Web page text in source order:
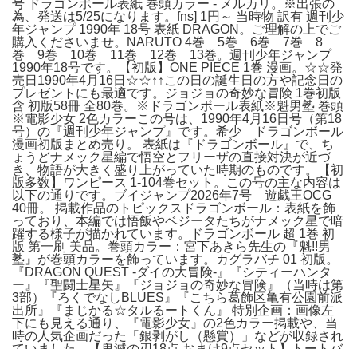
号 ドラゴンボール表紙 巻頭カラー - メルカリ。※出張の
為、発送は5/25になります。fns] 1円～ 当時物 訳有 週刊少
年ジャンプ 1990年 18号 表紙 DRAGON。ご理解の上でご
購入くださいませ。NARUTO 4巻 5巻 6巻 7巻 8
巻 9巻 10巻 11巻 12巻 13巻。週刊少年ジャンプ
1990年18号です。【初版】ONE PIECE 1巻 漫画。☆☆発
売日1990年4月16日☆☆↑↑この日の誕生日の方や記念日の
プレゼントにも最適です。ジョジョの奇妙な冒険 1巻初版
含 初版58冊 全80巻。※ドラゴンボール表紙※魁男塾 巻頭
※電影少女 2色カラーこの号は、1990年4月16日号（第18
号）の『週刊少年ジャンプ』です。希少 ドラゴンボール
漫画初版まとめ売り。 表紙は『ドラゴンボール』で、ち
ょうどナメック星編で悟空とフリーザの直接対決が近づ
き、物語が大きく盛り上がっていた時期のものです。【初
版多数】ワンピース 1-104巻セット。この号の主な内容は
以下の通りです。ブイジャンプ2026年7号 遊戯王OCG
40冊。 掲載作品のトピックスドラゴンボール：表紙を飾
っており、本編では悟飯やベジータたちがナメック星で暗
躍する様子が描かれています。ドラゴンボール 超 1巻 初
版 第一刷 美品。巻頭カラー：宮下あきら先生の『魁!!男
塾』が巻頭カラーを飾っています。カグラバチ 01 初版。
『DRAGON QUEST -ダイの大冒険-』『シティーハンタ
ー』『聖闘士星矢』『ジョジョの奇妙な冒険』（当時は第
3部）『ろくでなしBLUES』『こちら葛飾区亀有公園前派
出所』『まじかる☆タルるートくん』 特別企画：画像左
下にも見える通り、『電影少女』の2色カラー掲載や、当
時の人気企画だった「銀剥がし（懸賞）」などが収録され